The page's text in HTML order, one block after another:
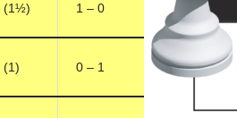
(1½) 1 – 0
(1) 0 – 1